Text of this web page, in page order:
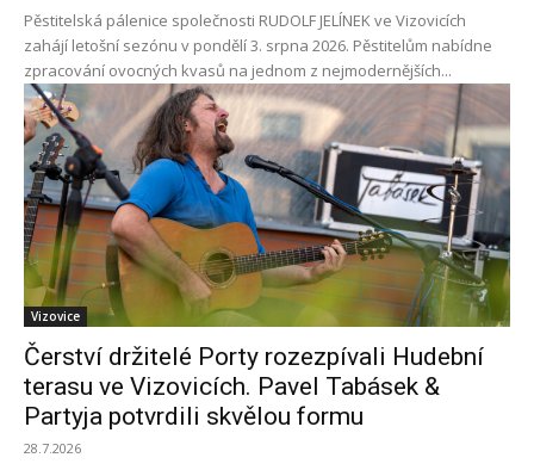
Pěstitelská pálenice společnosti RUDOLF JELÍNEK ve Vizovicích
zahájí letošní sezónu v pondělí 3. srpna 2026. Pěstitelům nabídne
zpracování ovocných kvasů na jednom z nejmodernějších...
Vizovice
Čerství držitelé Porty rozezpívali Hudební
terasu ve Vizovicích. Pavel Tabásek &
Partyja potvrdili skvělou formu
28.7.2026